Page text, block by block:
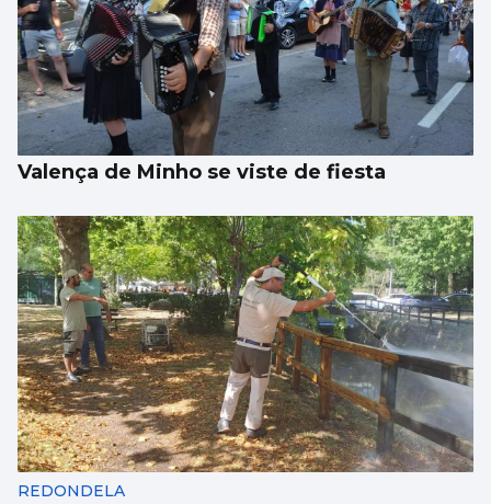
Valença de Minho se viste de fiesta
REDONDELA